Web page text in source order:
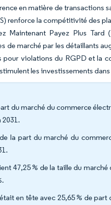
en matière de transactions
renforce la compétitivité des
Payez Plus Tard
marché par les détaillants
violations du RGPD et la
les investissements
du marché du commerce
la part du marché du
47,25 % de la taille du
en tête avec 25,65 % de part